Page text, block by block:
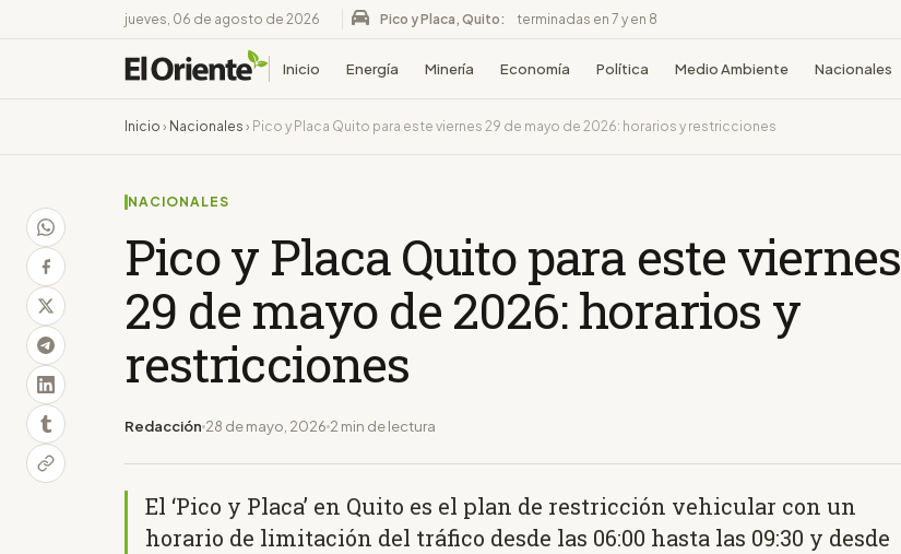
jueves, 06 de agosto de 2026 Pico y Placa, Quito: terminadas en 7 y en 8
Inicio Energía Minería Economía Política Medio Ambiente Nacionales
Inicio › Nacionales › Pico y Placa Quito para este viernes 29 de mayo de 2026: horarios y restricciones
NACIONALES
Pico y Placa Quito para este viernes
29 de mayo de 2026: horarios y
restricciones
Redacción 28 de mayo, 2026 2 min de lectura
El ‘Pico y Placa’ en Quito es el plan de restricción vehicular con un
horario de limitación del tráfico desde las 06:00 hasta las 09:30 y desde